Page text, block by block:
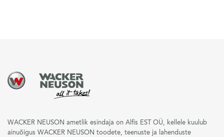
WACKER NEUSON ametlik esindaja on Alfis EST OÜ, kellele kuulub
ainuõigus WACKER NEUSON toodete, teenuste ja lahenduste